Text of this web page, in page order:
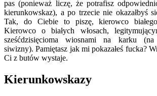
pas (ponieważ liczę, że potrafisz
kierunkowskaz), a po trzecie nie okazałbyś
Tak, do Ciebie to piszę, kierowco
Kierowco o białych włosach,
sześćdzisięcioma wiosnami na karku
siwizny). Pamiętasz jak mi pokazałeś fucka?
Ci z butów wystaje.
Kierunkowskazy